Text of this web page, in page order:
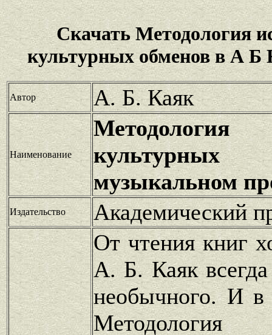
Скачать Методология
культурных обменов в А Б
Автор А. Б. Каяк
Наименование
Методология
музыкальном
Издательство Академический
От чтения книг
А. Б. Каяк
необычного. И в
Методология